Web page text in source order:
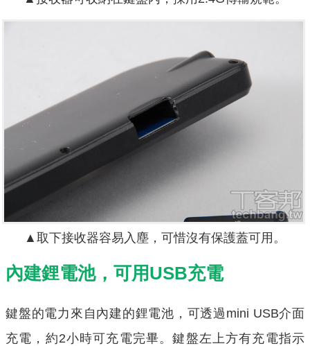
▲取下接收器容易入塵，可惜沒有保護蓋可用。
內建鋰電池，可用USB充電
鍵盤的電力來自內建的鋰電池，可透過mini USB介面
充電，約2小時可充電完畢。鍵盤左上方有充電指示